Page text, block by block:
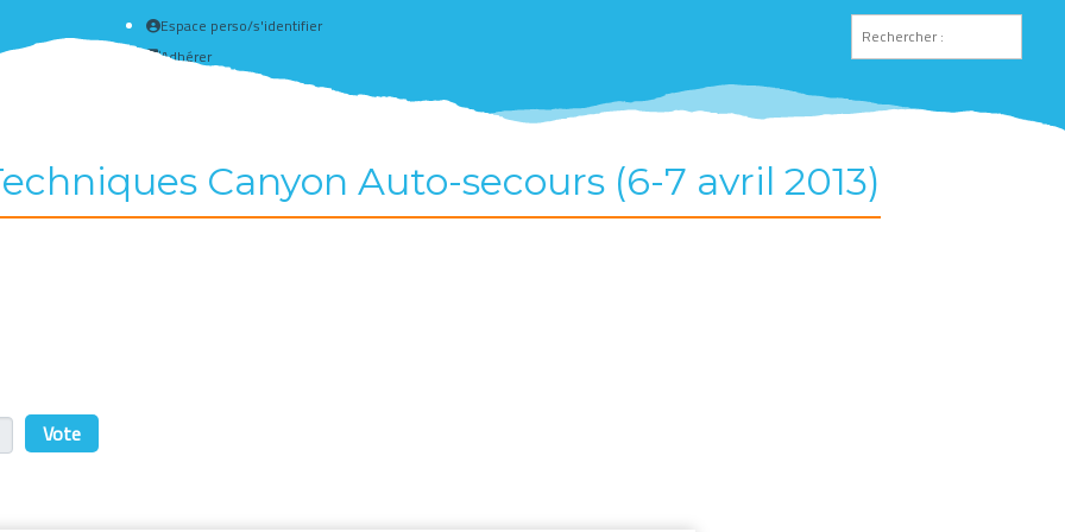
Espace perso/s'identifier
Adhérer
Créer un compte
Canyon Auto-secours (6-7 avril 2013)